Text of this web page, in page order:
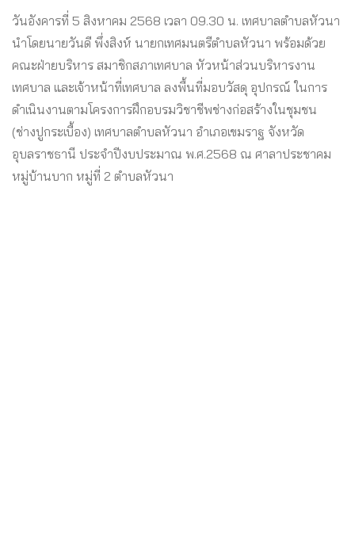
วันอังคารที่ 5 สิงหาคม 2568 เวลา 09.30 น. เทศบาลตำบลหัวนา
นำโดยนายวันดี พึ่งสิงห์ นายกเทศมนตรีตำบลหัวนา พร้อมด้วย
คณะฝ่ายบริหาร สมาชิกสภาเทศบาล หัวหน้าส่วนบริหารงาน
เทศบาล และเจ้าหน้าที่เทศบาล ลงพื้นที่มอบวัสดุ อุปกรณ์ ในการ
ดำเนินงานตามโครงการฝึกอบรมวิชาชีพช่างก่อสร้างในชุมชน
(ช่างปูกระเบื้อง) เทศบาลตำบลหัวนา อำเภอเขมราฐ จังหวัด
อุบลราชธานี ประจำปีงบประมาณ พ.ศ.2568 ณ ศาลาประชาคม
หมู่บ้านบาก หมู่ที่ 2 ตำบลหัวนา